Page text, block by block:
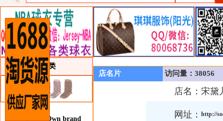
类目详细分类
自主品牌-Own brand
店名片 访问量：38056
店名： 宋黛
网址： http://